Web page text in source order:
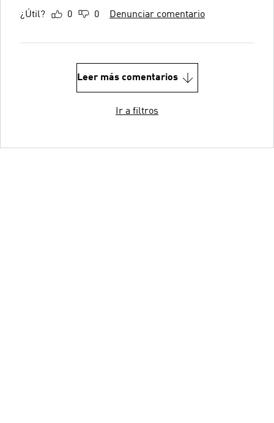
¿Útil? 0 0 Denunciar comentario
Leer más comentarios
Ir a filtros